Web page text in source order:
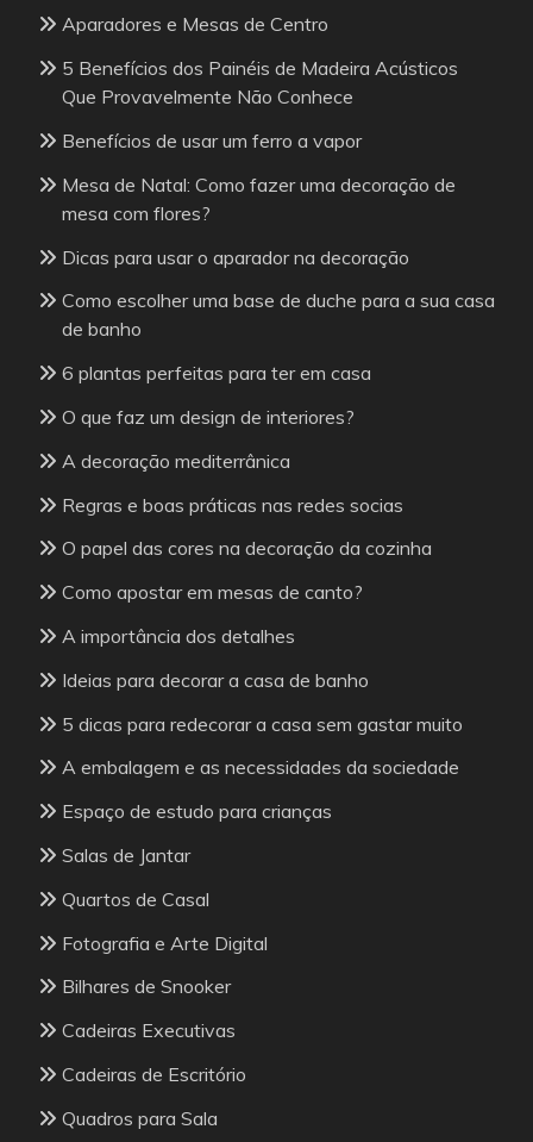
Aparadores e Mesas de Centro
5 Benefícios dos Painéis de Madeira Acústicos
Que Provavelmente Não Conhece
Benefícios de usar um ferro a vapor
Mesa de Natal: Como fazer uma decoração de
mesa com flores?
Dicas para usar o aparador na decoração
Como escolher uma base de duche para a sua casa
de banho
6 plantas perfeitas para ter em casa
O que faz um design de interiores?
A decoração mediterrânica
Regras e boas práticas nas redes socias
O papel das cores na decoração da cozinha
Como apostar em mesas de canto?
A importância dos detalhes
Ideias para decorar a casa de banho
5 dicas para redecorar a casa sem gastar muito
A embalagem e as necessidades da sociedade
Espaço de estudo para crianças
Salas de Jantar
Quartos de Casal
Fotografia e Arte Digital
Bilhares de Snooker
Cadeiras Executivas
Cadeiras de Escritório
Quadros para Sala